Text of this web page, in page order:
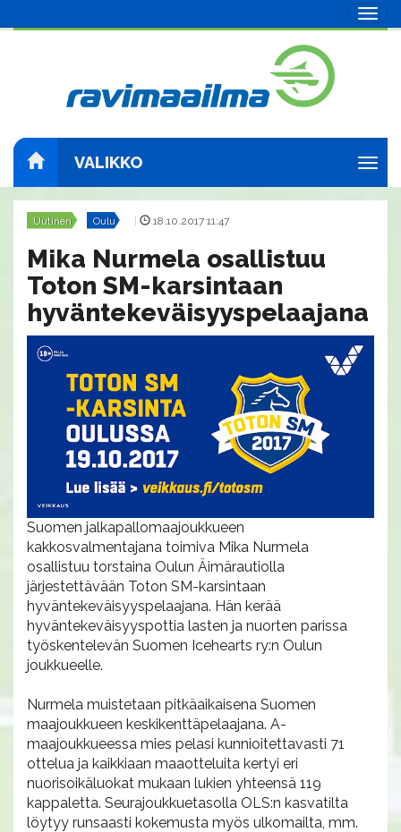
VALIKKO
Uutinen Oulu 18.10.2017 11:47
Mika Nurmela osallistuu
Toton SM-karsintaan
hyväntekeväisyyspelaajana
Suomen jalkapallomaajoukkueen
kakkosvalmentajana toimiva Mika Nurmela
osallistuu torstaina Oulun Äimärautiolla
järjestettävään Toton SM-karsintaan
hyväntekeväisyyspelaajana. Hän kerää
hyväntekeväisyyspottia lasten ja nuorten parissa
työskentelevän Suomen Icehearts ry:n Oulun
joukkueelle.
Nurmela muistetaan pitkäaikaisena Suomen
maajoukkueen keskikenttäpelaajana. A-
maajoukkueessa mies pelasi kunnioitettavasti 71
ottelua ja kaikkiaan maaotteluita kertyi eri
nuorisoikäluokat mukaan lukien yhteensä 119
kappaletta. Seurajoukkuetasolla OLS:n kasvatilta
löytyy runsaasti kokemusta myös ulkomailta, mm.